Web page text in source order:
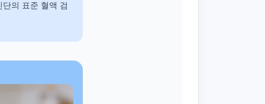
의 표준 혈액 검